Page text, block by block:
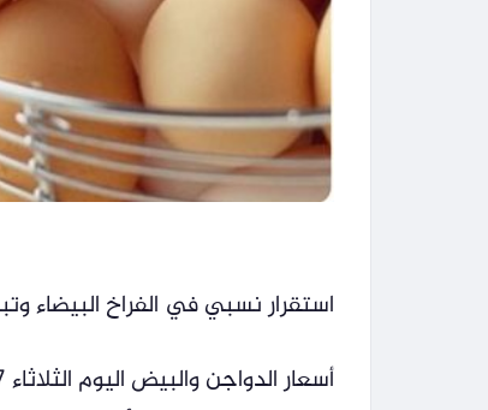
استقرار نسبي في الفراخ البيضاء